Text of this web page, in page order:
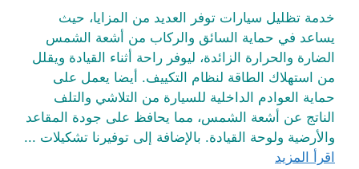
خدمة تظليل سيارات توفر العديد من المزايا، حيث
يساعد في حماية السائق والركاب من أشعة الشمس
الضارة والحرارة الزائدة، ليوفر راحة أثناء القيادة ويقلل
من استهلاك الطاقة لنظام التكييف. أيضا يعمل على
حماية العوادم الداخلية للسيارة من التلاشي والتلف
الناتج عن أشعة الشمس، مما يحافظ على جودة المقاعد
والأرضية ولوحة القيادة. بالإضافة إلى توفيرنا تشكيلات ...
اقرأ المزيد